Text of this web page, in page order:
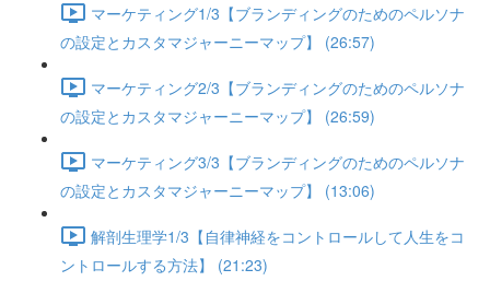
マーケティング1/3【ブランディングのためのペルソナ
の設定とカスタマジャーニーマップ】 (26:57)
マーケティング2/3【ブランディングのためのペルソナ
の設定とカスタマジャーニーマップ】 (26:59)
マーケティング3/3【ブランディングのためのペルソナ
の設定とカスタマジャーニーマップ】 (13:06)
解剖生理学1/3【自律神経をコントロールして人生をコ
ントロールする方法】 (21:23)